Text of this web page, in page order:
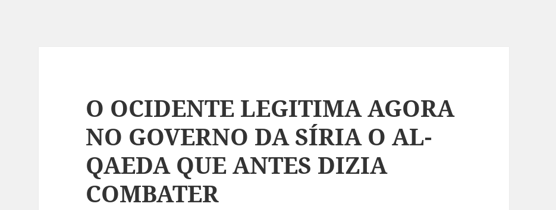
O OCIDENTE LEGITIMA AGORA
NO GOVERNO DA SÍRIA O AL-
QAEDA QUE ANTES DIZIA
COMBATER